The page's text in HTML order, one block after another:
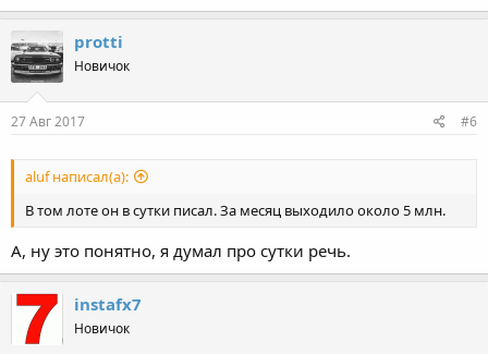
protti
Новичок
27 Авг 2017 #6
aluf написал(а):
В том лоте он в сутки писал. За месяц выходило около 5 млн.
А, ну это понятно, я думал про сутки речь.
instafx7
Новичок